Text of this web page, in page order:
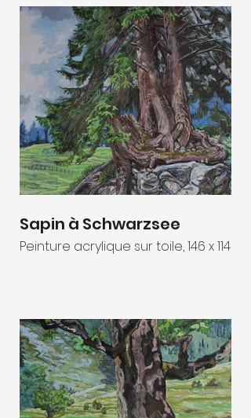
Sapin à Schwarzsee
Peinture acrylique sur toile, 146 x 114 cm